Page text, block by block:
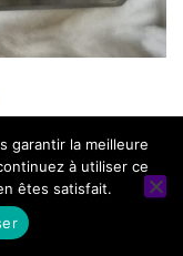
garantir la meilleure
à utiliser ce
êtes satisfait.